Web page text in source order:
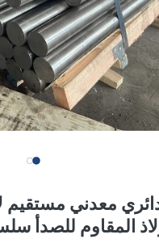
للصدأ سلسلة 300